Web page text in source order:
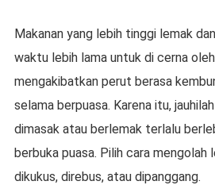
Makanan yang lebih tinggi lemak
waktu lebih lama untuk di cerna
mengakibatkan perut berasa
selama berpuasa. Karena itu,
dimasak atau berlemak terlalu
berbuka puasa. Pilih cara
dikukus, direbus, atau dipanggang.